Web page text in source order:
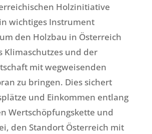
Holzinitiative
wichtiges Instrument
den Holzbau in Österreich
Klimaschutzes und der
mit wegweisenden
zu bringen. Dies sichert
und Einkommen entlang
Wertschöpfungskette und
den Standort Österreich mit